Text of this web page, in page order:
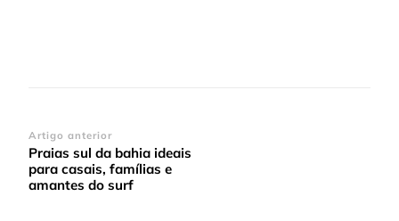
Navegação
de
post
Artigo anterior
Praias sul da bahia ideais
para casais, famílias e
amantes do surf